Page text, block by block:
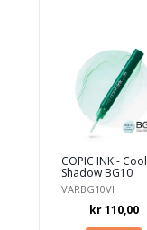
COPIC INK - Cool
Shadow BG10
VARBG10VI
kr 110,00